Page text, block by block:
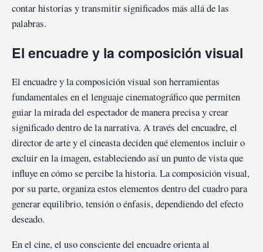
contar historias y transmitir significados más allá de las
palabras.
El encuadre y la composición visual
El encuadre y la composición visual son herramientas
fundamentales en el lenguaje cinematográfico que permiten
guiar la mirada del espectador de manera precisa y crear
significado dentro de la narrativa. A través del encuadre, el
director de arte y el cineasta deciden qué elementos incluir o
excluir en la imagen, estableciendo así un punto de vista que
influye en cómo se percibe la historia. La composición visual,
por su parte, organiza estos elementos dentro del cuadro para
generar equilibrio, tensión o énfasis, dependiendo del efecto
deseado.
En el cine, el uso consciente del encuadre orienta al